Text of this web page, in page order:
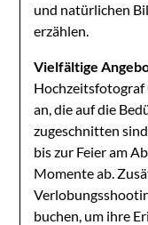
und natürlichen
erzählen.
Vielfältige
Hochzeitsfotograf
an, die auf die
zugeschnitten
bis zur Feier am
Momente ab.
buchen, um ihre